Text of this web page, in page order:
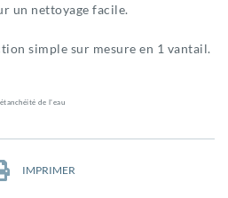
un nettoyage facile.
simple sur mesure en 1 vantail.
de l'eau
IMPRIMER